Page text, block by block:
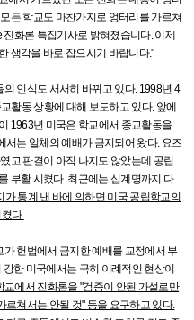
든 학교도 마찬가지로 엉터리를 가르쳐
진화론 특집기사로 밝혀졌습니다.이제
생각을 바로 잡으시기 바랍니다."
인식도 서서히 바뀌고 있다. 1998년 4
활동 상황에 대해 보도하고 있다. 앞에
1963년 미국은 학교에서 종교활동을
서는 일체의 예배가 금지되어 왔다. 요즈
고 판결이 아직 나지도 않았는데 공립
부활 시켰다.최근에는 십계명까지 다
가 통계 낸 바에 의하면 미국 공립학교의
켰다.
헌법에서 금지한 예배를 교정에서 부
한 미국에서는 극히 이례적인 현상이
교에서 진화론을"검증이 안된 가설로만
르쳐서는 안될 것" 등을 요구하고 있다.